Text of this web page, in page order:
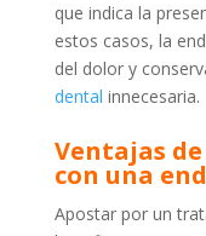
que indica la
estos casos, la
del dolor y
dental innecesaria.
Ventajas
con una
Apostar por un